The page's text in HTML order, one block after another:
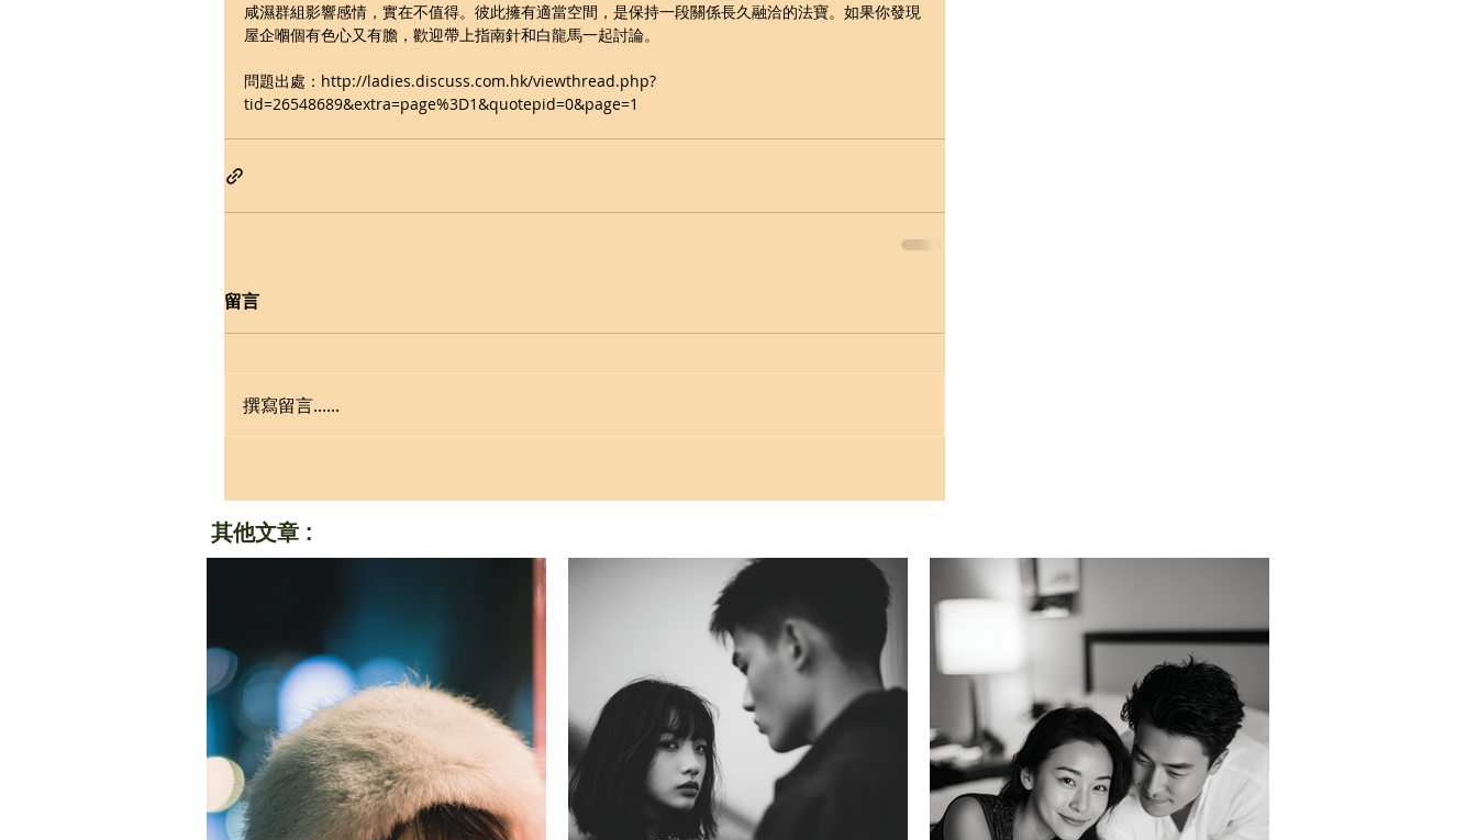
咸濕群組影響感情，實在不值得。彼此擁有適當空間，是保持一段關係長久融洽的法寶。如果你發現
屋企嗰個有色心又有膽，歡迎帶上指南針和白龍馬一起討論。
問題出處：http://ladies.discuss.com.hk/viewthread.php?
tid=26548689&extra=page%3D1&quotepid=0&page=1
留言
撰寫留言......
其他文章 :